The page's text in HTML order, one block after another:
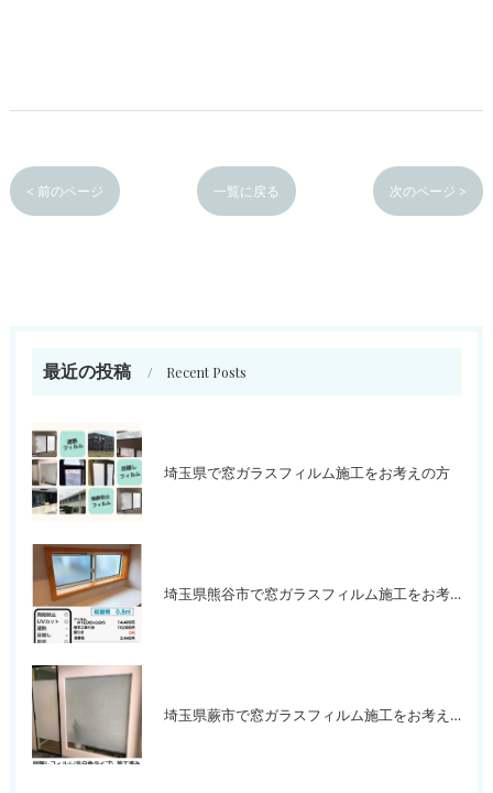
< 前のページ 一覧に戻る 次のページ >
最近の投稿 Recent Posts
埼玉県で窓ガラスフィルム施工をお考えの方
埼玉県熊谷市で窓ガラスフィルム施工をお考えの方
埼玉県蕨市で窓ガラスフィルム施工をお考えの方